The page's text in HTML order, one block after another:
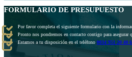
FORMULARIO DE PRESUPUESTO
Por favor completa el siguiente formulario con la
Pronto nos pondremos en contacto contigo para asegurar
Estamos a tu disposición en el teléfono 0034 951 20 40